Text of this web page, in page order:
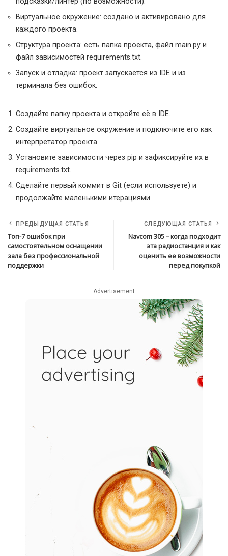
Виртуальное окружение: создано и активировано для
каждого проекта.
Структура проекта: есть папка проекта, файл main.py и
файл зависимостей requirements.txt.
Запуск и отладка: проект запускается из IDE и из
терминала без ошибок.
Создайте папку проекта и откройте её в IDE.
Создайте виртуальное окружение и подключите его как
интерпретатор проекта.
Установите зависимости через pip и зафиксируйте их в
requirements.txt.
Сделайте первый коммит в Git (если используете) и
продолжайте маленькими итерациями.
ПРЕДЫДУЩАЯ СТАТЬЯ
Топ-7 ошибок при
самостоятельном оснащении
зала без профессиональной
поддержки
СЛЕДУЮЩАЯ СТАТЬЯ
Navcom 305 – когда подходит
эта радиостанция и как
оценить ее возможности
перед покупкой
– Advertisement –